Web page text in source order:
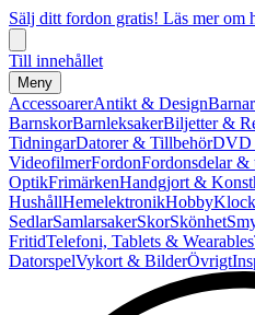
Sälj ditt fordon gratis! Läs mer om
Till innehållet
Meny
AccessoarerAntikt & Design
BarnskorBarnleksakerBiljetter &
TidningarDatorer & TillbehörDVD
VideofilmerFordonFordonsdelar &
OptikFrimärkenHandgjort &
HushållHemelektronikHobby
SedlarSamlarsakerSkorSkönhet
FritidTelefoni, Tablets & Wearables
DatorspelVykort & BilderÖvrigt